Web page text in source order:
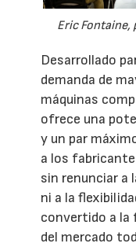
Eric Fontaine,
Desarrollado
demanda de
máquinas
ofrece una
y un par
a los
sin renunciar a
ni a la
convertido a la
del mercado